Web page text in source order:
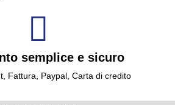
semplice e sicuro
Fattura, Paypal, Carta di credito